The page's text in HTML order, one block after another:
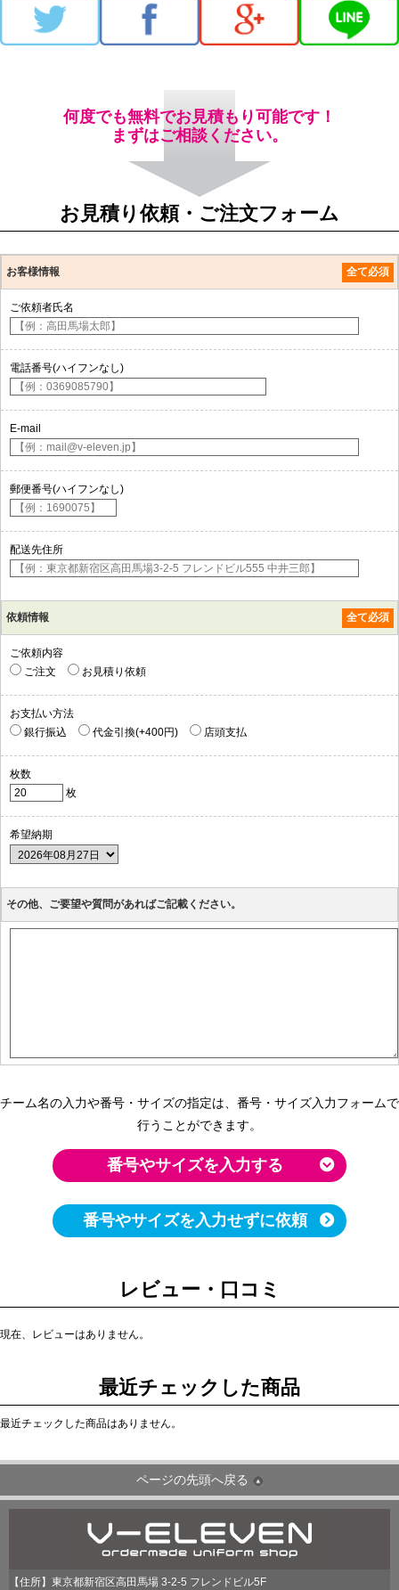
何度でも無料でお見積もり可能です！
まずはご相談ください。
お見積り依頼・ご注文フォーム
お客様情報 全て必須
ご依頼者氏名
電話番号(ハイフンなし)
E-mail
郵便番号(ハイフンなし)
配送先住所
依頼情報 全て必須
ご依頼内容
ご注文
お見積り依頼
お支払い方法
銀行振込
代金引換(+400円) 店頭支払
枚数
枚
希望納期
その他、ご要望や質問があればご記載ください。
チーム名の入力や番号・サイズの指定は、番号・サイズ入力フォームで
行うことができます。
番号やサイズを入力する
番号やサイズを入力せずに依頼
レビュー・口コミ
現在、レビューはありません。
最近チェックした商品
最近チェックした商品はありません。
ページの先頭へ戻る
【住所】東京都新宿区高田馬場 3-2-5 フレンドビル5F